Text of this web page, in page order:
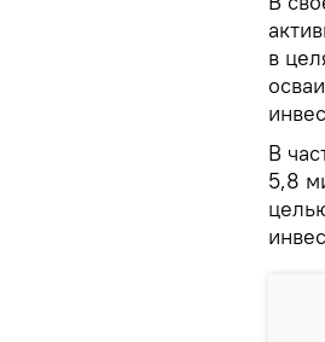
в
В
5,8